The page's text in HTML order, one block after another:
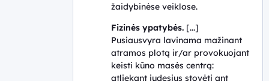
žaidybinėse veiklose.
Fizinės ypatybės. [...]
Pusiausvyra lavinama mažinant
atramos plotą ir/ar provokuojant
keisti kūno masės centrą:
atliekant judesius stovėti ant